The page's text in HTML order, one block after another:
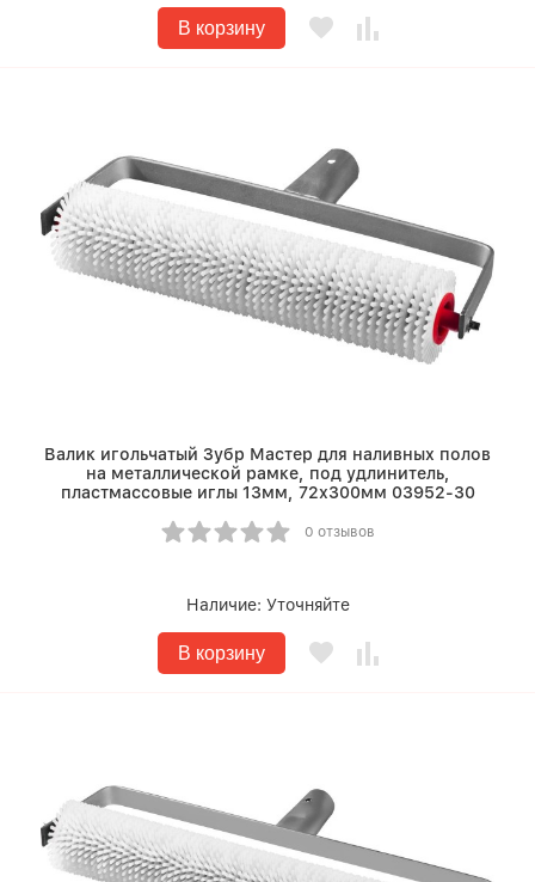
В корзину
Валик игольчатый Зубр Мастер для наливных полов
на металлической рамке, под удлинитель,
пластмассовые иглы 13мм, 72х300мм 03952-30
0 отзывов
Наличие: Уточняйте
В корзину